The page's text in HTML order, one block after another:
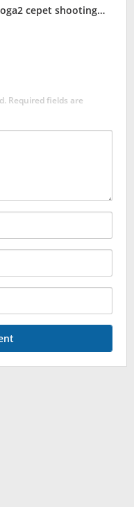
cepet shooting…
Required fields are